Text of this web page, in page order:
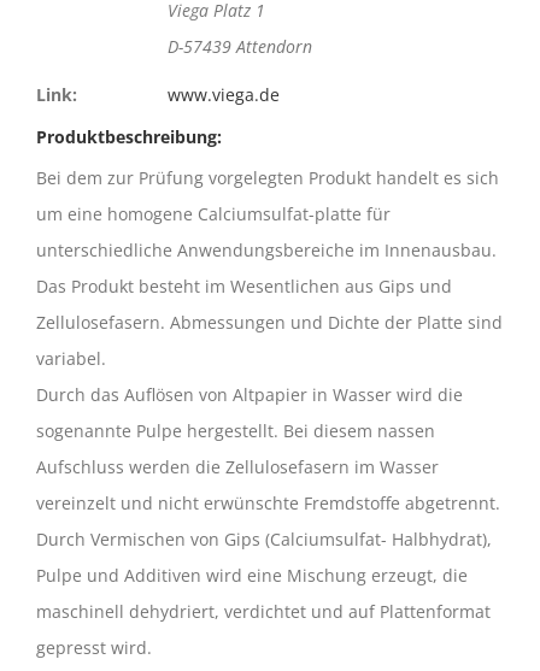
Viega Platz 1
D-57439 Attendorn
Link:
www.viega.de
Produktbeschreibung:
Bei dem zur Prüfung vorgelegten Produkt handelt es sich
um eine homogene Calciumsulfat-platte für
unterschiedliche Anwendungsbereiche im Innenausbau.
Das Produkt besteht im Wesentlichen aus Gips und
Zellulosefasern. Abmessungen und Dichte der Platte sind
variabel.
Durch das Auflösen von Altpapier in Wasser wird die
sogenannte Pulpe hergestellt. Bei diesem nassen
Aufschluss werden die Zellulosefasern im Wasser
vereinzelt und nicht erwünschte Fremdstoffe abgetrennt.
Durch Vermischen von Gips (Calciumsulfat- Halbhydrat),
Pulpe und Additiven wird eine Mischung erzeugt, die
maschinell dehydriert, verdichtet und auf Plattenformat
gepresst wird.